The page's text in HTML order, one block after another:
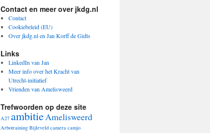
Contact en meer over jkdg.nl
Contact
Cookiebeleid (EU)
Over jkdg.nl en Jan Korff de Gidts
Links
LinkedIn van Jan
Meer info over het Kracht van
Utrecht-initiatief
Vrienden van Amelisweerd
Trefwoorden op deze site
A27 ambitieAmelisweerd
Arbotraining Bijleveld camera camjo